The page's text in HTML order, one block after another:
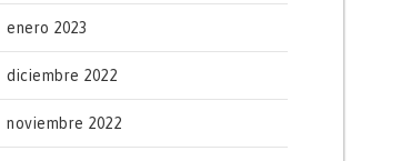
enero 2023
diciembre 2022
noviembre 2022